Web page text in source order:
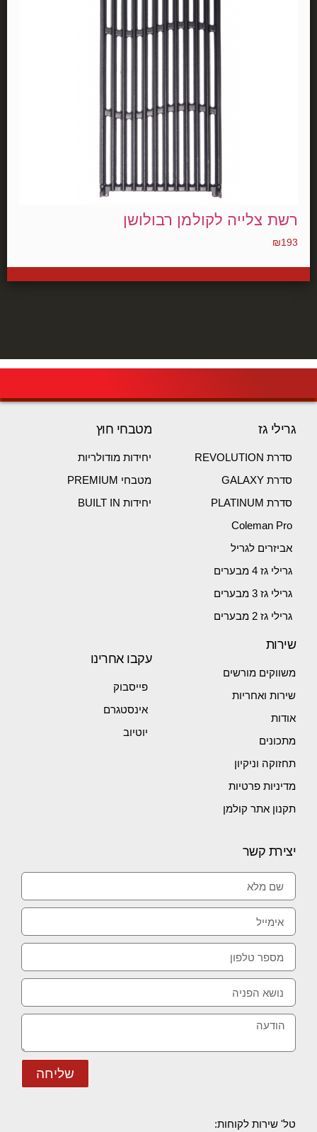
רשת צלייה לקולמן רבולושן
₪193
גרילי גז
סדרת REVOLUTION
סדרת GALAXY
סדרת PLATINUM
Coleman Pro
אביזרים לגריל
גרילי גז 4 מבערים
גרילי גז 3 מבערים
גרילי גז 2 מבערים
מטבחי חוץ
יחידות מודולריות
מטבחי PREMIUM
יחידות BUILT IN
שירות
משווקים מורשים
שירות ואחריות
אודות
מתכונים
תחזוקה וניקיון
מדיניות פרטיות
תקנון אתר קולמן
עקבו אחרינו
פייסבוק
אינסטגרם
יוטיוב
יצירת קשר
שליחה
טל' שירות לקוחות: